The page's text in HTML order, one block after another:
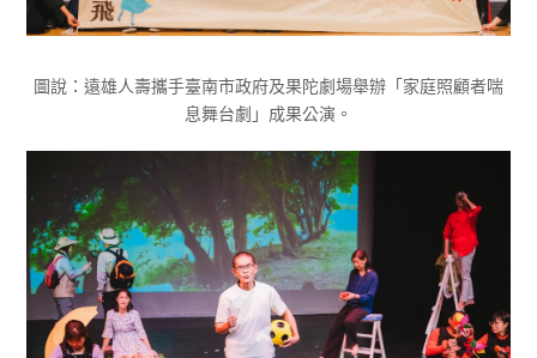
圖說：遠雄人壽攜手臺南市政府及果陀劇場舉辦「家庭照顧者喘
息舞台劇」成果公演。